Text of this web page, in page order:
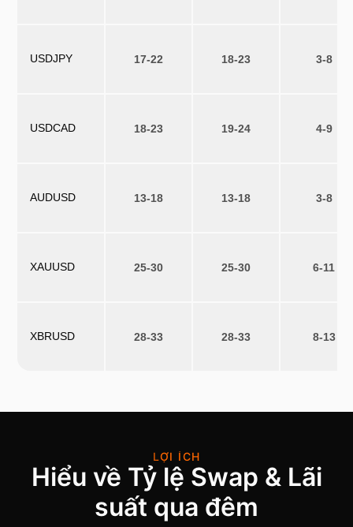
USDJPY 17-22 18-23 3-8
USDCAD 18-23 19-24 4-9
AUDUSD 13-18 13-18 3-8
XAUUSD 25-30 25-30 6-11
XBRUSD 28-33 28-33 8-13
LỢI ÍCH
Hiểu về Tỷ lệ Swap & Lãi
suất qua đêm